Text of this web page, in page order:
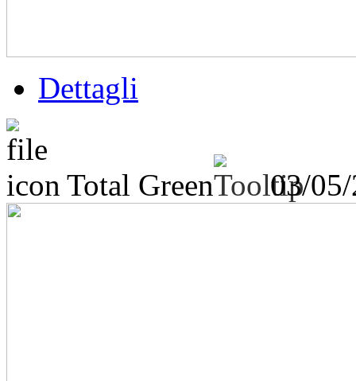
Dettagli
Total Green 03/